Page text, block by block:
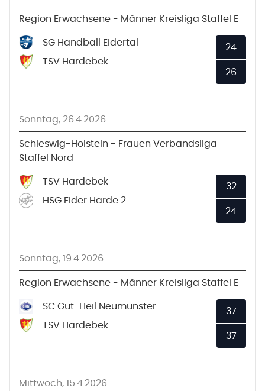
Region Erwachsene - Männer Kreisliga Staffel E
SG Handball Eidertal
TSV Hardebek
24
26
Sonntag, 26.4.2026
Schleswig-Holstein - Frauen Verbandsliga
Staffel Nord
TSV Hardebek
HSG Eider Harde 2
32
24
Sonntag, 19.4.2026
Region Erwachsene - Männer Kreisliga Staffel E
SC Gut-Heil Neumünster
TSV Hardebek
37
37
Mittwoch, 15.4.2026